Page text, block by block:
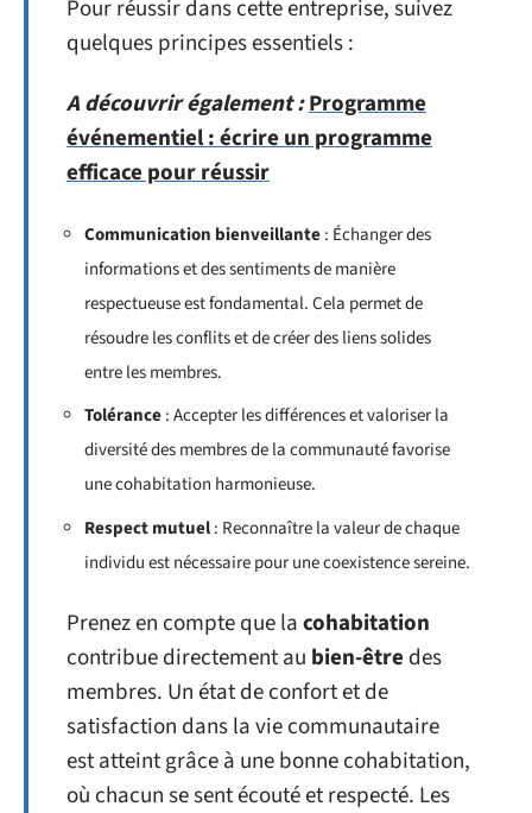
Pour réussir dans cette entreprise, suivez
quelques principes essentiels :
A découvrir également :Programme
événementiel : écrire un programme
efficace pour réussir
Communication bienveillante: Échanger des
informations et des sentiments de manière
respectueuse est fondamental. Cela permet de
résoudre les conflits et de créer des liens solides
entre les membres.
Tolérance: Accepter les différences et valoriser la
diversité des membres de la communauté favorise
une cohabitation harmonieuse.
Respect mutuel: Reconnaître la valeur de chaque
individu est nécessaire pour une coexistence sereine.
Prenez en compte que lacohabitation
contribue directement au bien-être des
membres. Un état de confort et de
satisfaction dans la vie communautaire
est atteint grâce à une bonne cohabitation,
où chacun se sent écouté et respecté. Les